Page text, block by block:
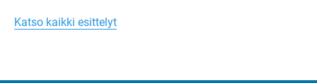
Turun
liepeillä
Katso kaikki esittelyt